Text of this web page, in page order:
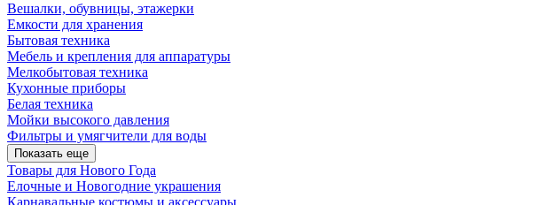
Вешалки, обувницы, этажерки
Емкости для хранения
Бытовая техника
Мебель и крепления для аппаратуры
Мелкобытовая техника
Кухонные приборы
Белая техника
Мойки высокого давления
Фильтры и умягчители для воды
Показать еще
Товары для Нового Года
Елочные и Новогодние украшения
Карнавальные костюмы и аксессуары